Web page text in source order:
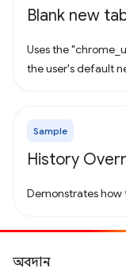
Blank new
Uses the
the user's default
Sample
History
Demonstrates
অবদান